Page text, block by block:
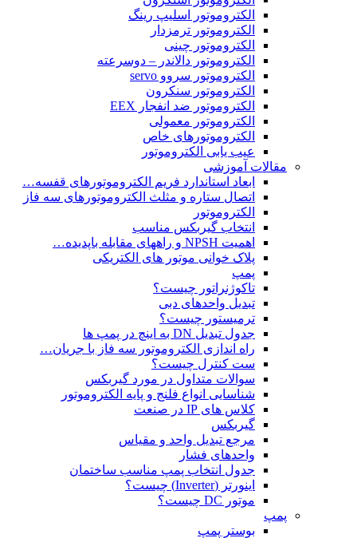
الکتروموتور اسلیپ رینگ
الکتروموتور ترمزدار
الکتروموتور چینی
الکتروموتور دالاندر – دوسرعته
الکتروموتور سروو servo
الکتروموتور سنکرون
الکتروموتور ضد انفجار EEX
الکتروموتور معمولی
الکتروموتورهای خاص
عیب یابی الکتروموتور
مقالات آموزشی
ابعاد استاندارد فریم الکتروموتورهای قفسه…
اتصال ستاره و مثلث الکتروموتورهای سه فاز
الکتروموتور
انتخاب گیربکس مناسب
اهمیت NPSH و راههای مقابله باپدیده…
پلاک خوانی موتور های الکتریکی
پمپ
تاکوژنراتور چیست؟
تبدیل واحدهای دبی
ترمیستور چیست؟
جدول تبدیل DN به اینچ در پمپ ها
راه اندازی الکتروموتور سه فاز با جریان…
ست کنترل چیست؟
سوالات متداول در مورد گیربکس
شناسایی انواع فلنج و پایه الکتروموتور
کلاس های IP در صنعت
گیربکس
مرجع تبدیل واحد و مقیاس
واحدهای فشار
جدول انتخاب پمپ مناسب ساختمان
اینورتر (Inverter) چیست؟
موتور DC چیست؟
پمپ
بوستر پمپ